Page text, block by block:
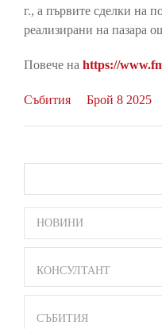
г., а първите сделки на
реализирани на пазара
Повече на https://
Събития Брой 8 2025
SIDE
BAR
MENU
НОВИНИ
КОНСУЛТАНТ
СЪБИТИЯ